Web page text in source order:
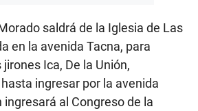
saldrá de la Iglesia de Las
en la avenida Tacna, para
Ica, De la Unión,
ingresar por la avenida
al Congreso de la